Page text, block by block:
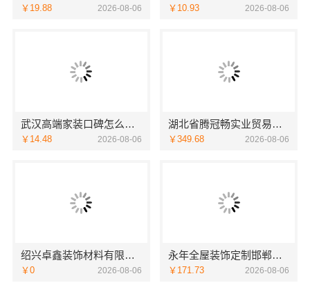
￥19.88 2026-08-06 ￥10.93 2026-08-06
武汉高端家装口碑怎么样湖北百年米莱空间美学装饰材料有限公司
￥14.48 2026-08-06
湖北省腾冠畅实业贸易有限公司-知名轮胎平台价格优惠解析
￥349.68 2026-08-06
绍兴卓鑫装饰材料有限公司越城区个性化家装质量有保障
￥0 2026-08-06
永年全屋装饰定制邯郸至臻全宅新材料有限公司
￥171.73 2026-08-06